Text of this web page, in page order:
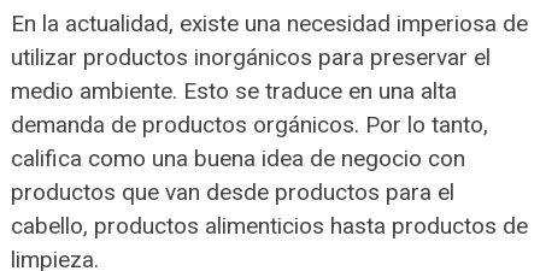
En la actualidad, existe una necesidad imperiosa de
utilizar productos inorgánicos para preservar el
medio ambiente. Esto se traduce en una alta
demanda de productos orgánicos. Por lo tanto,
califica como una buena idea de negocio con
productos que van desde productos para el
cabello, productos alimenticios hasta productos de
limpieza.